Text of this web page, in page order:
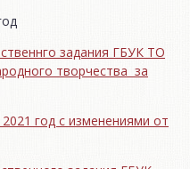
задания ГБУК ТО
творчества за
год с изменениями от